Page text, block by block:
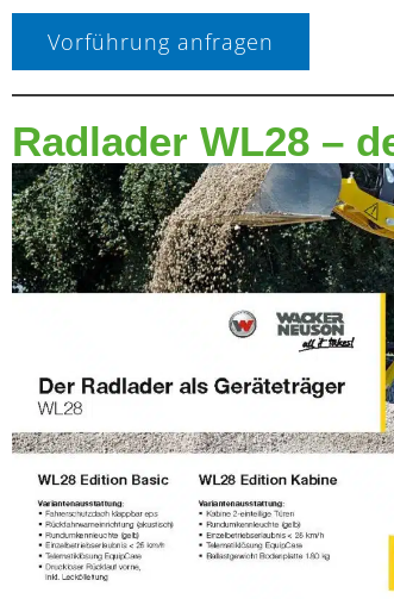
Vorführung anfragen
Radlader WL28 –